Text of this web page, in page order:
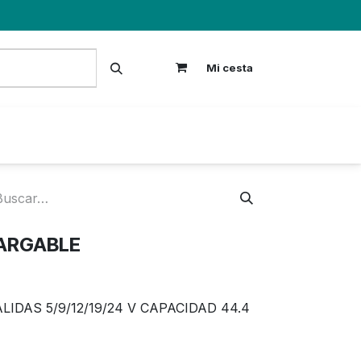
Mi cesta
5/9/12/19/24 V CAPACIDAD 44.4